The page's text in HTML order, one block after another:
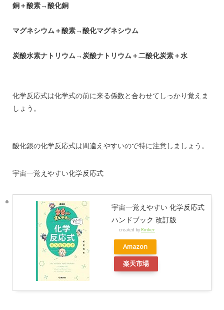
銅＋酸素→酸化銅
マグネシウム＋酸素→酸化マグネシウム
炭酸水素ナトリウム→炭酸ナトリウム＋二酸化炭素＋水
化学反応式は化学式の前に来る係数と合わせてしっかり覚えま
しょう。
酸化銀の化学反応式は間違えやすいので特に注意しましょう。
宇宙一覚えやすい化学反応式
宇宙一覚えやすい 化学反応式
ハンドブック 改訂版
created by Rinker
Amazon
楽天市場